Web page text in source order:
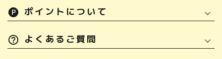
ポイントについて
よくあるご質問